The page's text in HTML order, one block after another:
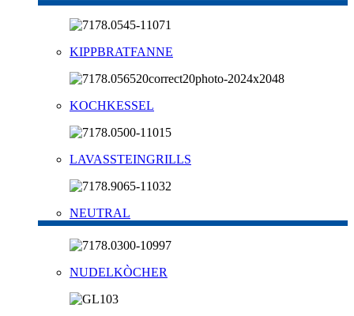
KIPPBRATFANNE
KOCHKESSEL
LAVASSTEINGRILLS
NEUTRAL
NUDELKÒCHER